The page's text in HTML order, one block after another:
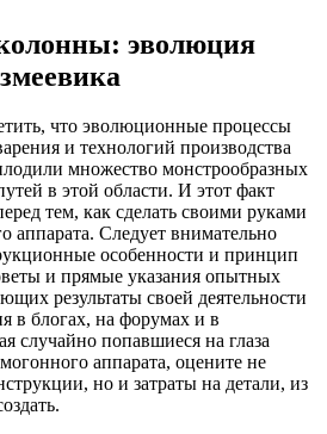
эволюция
змеевика
что эволюционные процессы
и технологий производства
множество монстрообразных
в этой области. И этот факт
тем, как сделать своими руками
аппарата. Следует внимательно
особенности и принцип
и прямые указания опытных
результаты своей деятельности
в блогах, на форумах и в
случайно попавшиеся на глаза
аппарата, оцените не
но и затраты на детали, из